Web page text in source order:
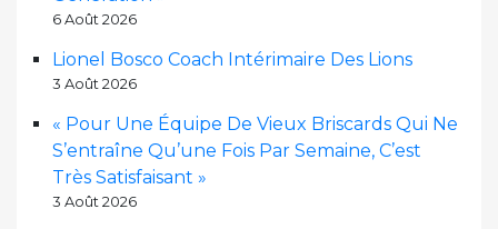
6 Août 2026
Lionel Bosco Coach Intérimaire Des Lions
3 Août 2026
« Pour Une Équipe De Vieux Briscards Qui Ne
S’entraîne Qu’une Fois Par Semaine, C’est
Très Satisfaisant »
3 Août 2026